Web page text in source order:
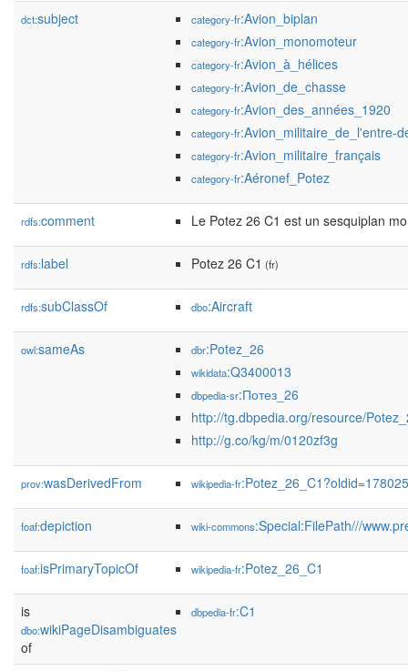
dct:subject category-fr:Avion_biplan
category-fr:Avion_monomoteur
category-fr:Avion_à_hélices
category-fr:Avion_de_chasse
category-fr:Avion_des_années_1920
category-fr:Avion_militaire_de_l'entre-
category-fr:Avion_militaire_français
category-fr:Aéronef_Potez
rdfs:comment Le Potez 26 C1 est un sesquiplan
rdfs:label Potez 26 C1 (fr)
rdfs:subClassOf dbo:Aircraft
owl:sameAs dbr:Potez_26
wikidata:Q3400013
dbpedia-sr:Потез_26
http://tg.dbpedia.org/resource/
http://g.co/kg/m/0120zf3g
prov:wasDerivedFrom wikipedia-fr
foaf:depiction wiki-commons:Special:FilePath///
foaf:isPrimaryTopicOf wikipedia-fr:Potez_26_C1
is
dbo:wikiPageDisambiguates
of
dbpedia-fr:C1